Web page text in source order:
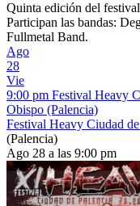
Quinta edición del
Participan las bandas:
Fullmetal Band.
Ago
28
Vie
9:00 pm Festival Heavy
Obispo (Palencia)
Festival Heavy Ciudad
(Palencia)
Ago 28 a las 9:00 pm